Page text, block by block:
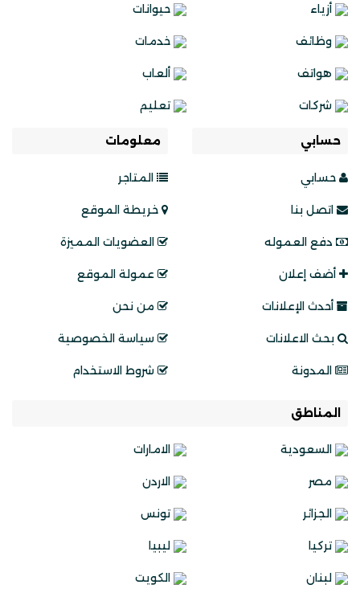
أزياء حيوانات
وظائف خدمات
هواتف ألعاب
شركات تعليم
حسابي
حسابي
اتصل بنا
دفع العموله
أضف إعلان
أحدث الإعلانات
بحث الاعلانات
المدونة
معلومات
المتاجر
خريطة الموقع
العضويات المميزة
عمولة الموقع
من نحن
سياسة الخصوصية
شروط الاستخدام
المناطق
السعودية الامارات
مصر الاردن
الجزائر تونس
تركيا ليبيا
لبنان الكويت